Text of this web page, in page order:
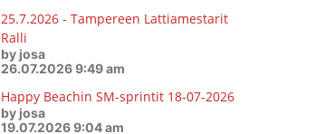
25.7.2026 - Tampereen Lattiamestarit
Ralli
by josa
26.07.2026 9:49 am
Happy Beachin SM-sprintit 18-07-2026
by josa
19.07.2026 9:04 am